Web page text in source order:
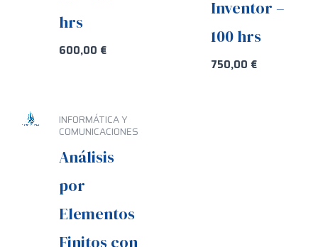
hrs
600,00 €
Inventor –
100 hrs
750,00 €
INFORMÁTICA Y
COMUNICACIONES
Análisis
por
Elementos
Finitos con